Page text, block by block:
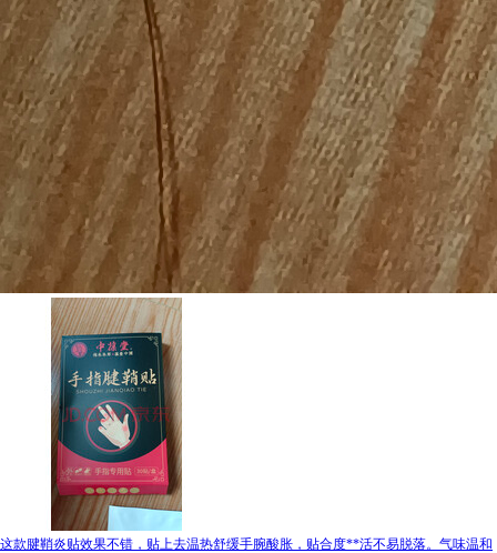
这款腱鞘炎贴效果不错，贴上去温热舒缓手腕酸胀，贴合度**活不易脱落。气味温和